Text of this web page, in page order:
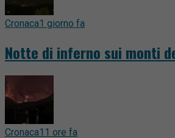
Cronaca1 giorno fa
Notte di inferno sui monti
Cronaca11 ore fa